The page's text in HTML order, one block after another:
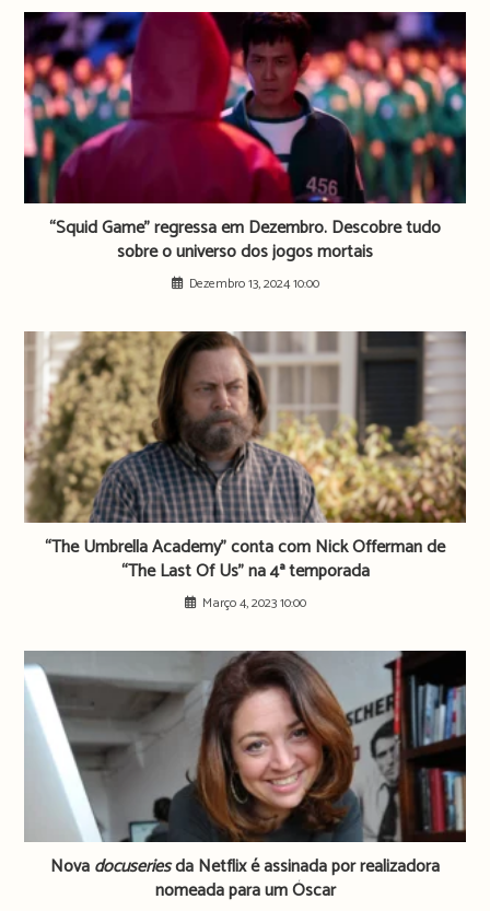
“Squid Game” regressa em Dezembro. Descobre tudo
sobre o universo dos jogos mortais
Dezembro 13, 2024 10:00
“The Umbrella Academy” conta com Nick Offerman de
“The Last Of Us” na 4ª temporada
Março 4, 2023 10:00
Novadocuseriesda Netflix é assinada por realizadora
nomeada para um Óscar